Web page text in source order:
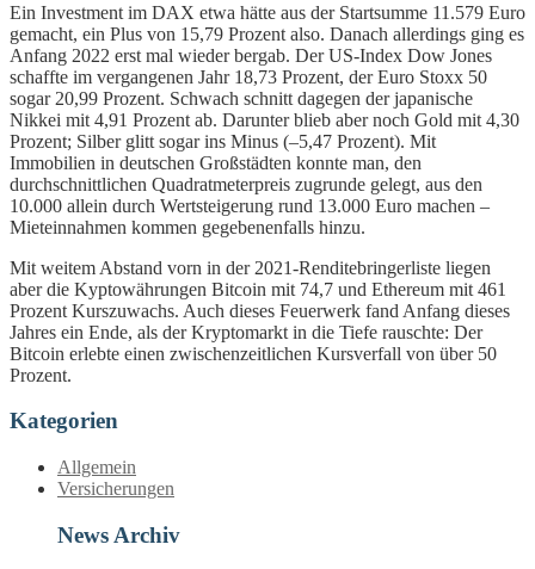
Ein Investment im DAX etwa hätte aus der Startsumme 11.579 Euro
gemacht, ein Plus von 15,79 Prozent also. Danach allerdings ging es
Anfang 2022 erst mal wieder bergab. Der US-Index Dow Jones
schaffte im vergangenen Jahr 18,73 Prozent, der Euro Stoxx 50
sogar 20,99 Prozent. Schwach schnitt dagegen der japanische
Nikkei mit 4,91 Prozent ab. Darunter blieb aber noch Gold mit 4,30
Prozent; Silber glitt sogar ins Minus (–5,47 Prozent). Mit
Immobilien in deutschen Großstädten konnte man, den
durchschnittlichen Quadratmeterpreis zugrunde gelegt, aus den
10.000 allein durch Wertsteigerung rund 13.000 Euro machen –
Mieteinnahmen kommen gegebenenfalls hinzu.
Mit weitem Abstand vorn in der 2021-Renditebringerliste liegen
aber die Kyptowährungen Bitcoin mit 74,7 und Ethereum mit 461
Prozent Kurszuwachs. Auch dieses Feuerwerk fand Anfang dieses
Jahres ein Ende, als der Kryptomarkt in die Tiefe rauschte: Der
Bitcoin erlebte einen zwischenzeitlichen Kursverfall von über 50
Prozent.
Kategorien
Allgemein
Versicherungen
News Archiv